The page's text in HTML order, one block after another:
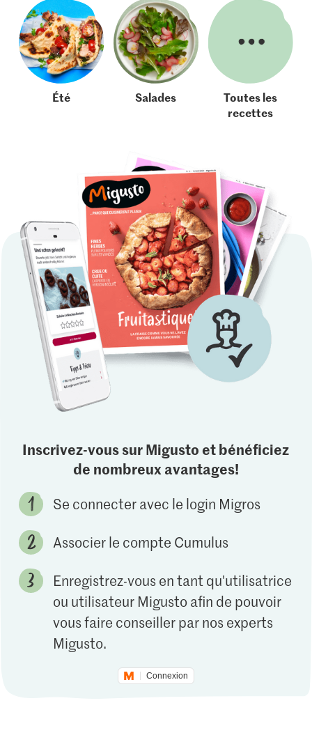
Été Salades
Toutes les
recettes
Inscrivez-vous sur Migusto et bénéficiez
de nombreux avantages!
Se connecter avec le login Migros
Associer le compte Cumulus
Enregistrez-vous en tant qu'utilisatrice
ou utilisateur Migusto afin de pouvoir
vous faire conseiller par nos experts
Migusto.
Connexion